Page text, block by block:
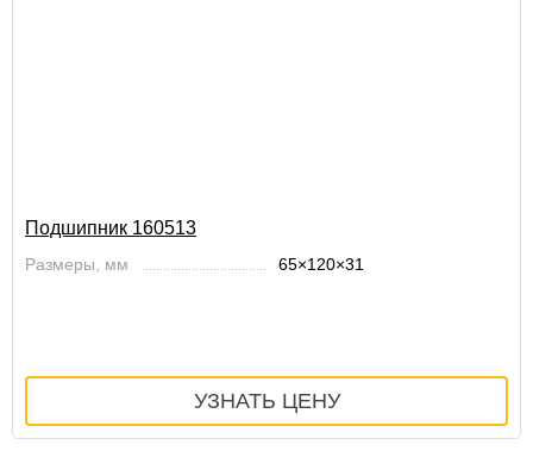
Подшипник 160513
Размеры, мм 65×120×31